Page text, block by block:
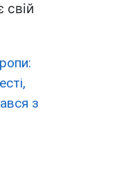
свій
з